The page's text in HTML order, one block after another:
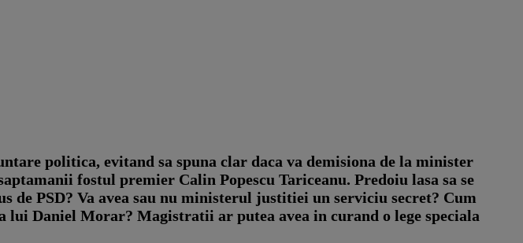
politica, evitand sa spuna clar daca va demisiona de la minister
fostul premier Calin Popescu Tariceanu. Predoiu lasa sa se
PSD? Va avea sau nu ministerul justitiei un serviciu secret? Cum
Daniel Morar? Magistratii ar putea avea in curand o lege speciala